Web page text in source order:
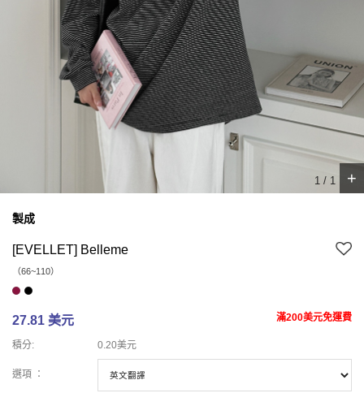
1 / 1 +
製成
[EVELLET] Belleme
（66~110）
27.81 美元 滿200美元免運費
積分: 0.20美元
選項 ：